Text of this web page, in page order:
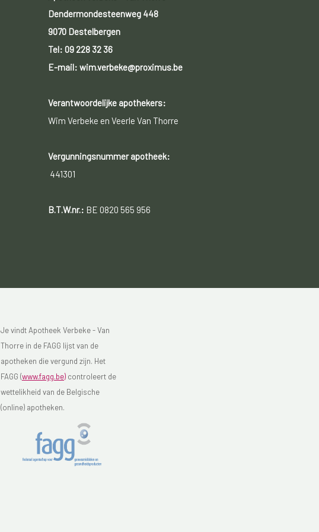
Dendermondesteenweg 448
9070 Destelbergen
Tel: 09 228 32 36
E-mail: wim.verbeke@proximus.be
Verantwoordelijke apothekers:
Wim Verbeke en Veerle Van Thorre
Vergunningsnummer apotheek:
441301
B.T.W.nr.: BE 0820 565 956
Je vindt Apotheek Verbeke - Van
Thorre in de FAGG lijst van de
apotheken die vergund zijn. Het
FAGG (www.fagg.be)controleert de
wettelikheid van de Belgische
(online) apotheken.